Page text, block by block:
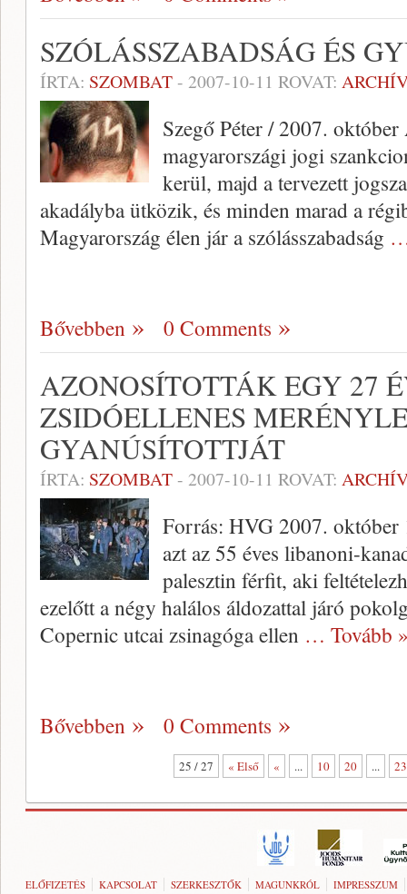
SZÓLÁSSZABADSÁG ÉS
ÍRTA: SZOMBAT- 2007-10-11 ROVAT:
Szegő Péter / 2007.
magyarországi jogi
kerül, majd a tervezett
akadályba ütközik, és minden marad a
Magyarország élen jár a szólásszabadság
Bővebben 0 Comments
AZONOSÍTOTTÁK EGY 27
ZSIDÓELLENES
GYANÚSÍTOTTJÁT
ÍRTA: SZOMBAT- 2007-10-11 ROVAT:
Forrás: HVG 2007. október
azt az 55 éves libanoni-
palesztin férfit, aki
ezelőtt a négy halálos áldozattal járó
Copernic utcai zsinagóga ellen … Tovább
Bővebben 0 Comments
25 / 27 « Első « ... 10 20 ... 23
ELŐFIZETÉS KAPCSOLAT SZERKESZTŐK MAGUNKRÓL IMPRESSZUM